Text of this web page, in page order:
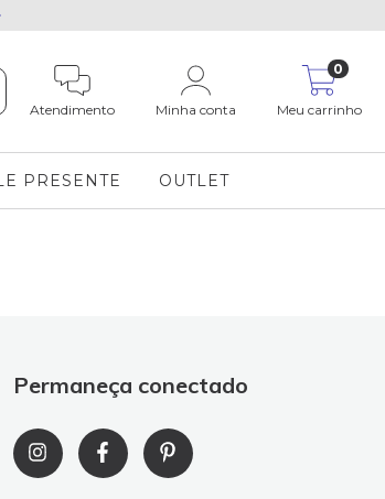
Atendimento Minha conta Meu carrinho
0
PRESENTE OUTLET
Permaneça conectado